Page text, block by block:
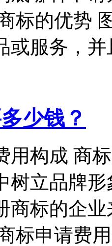
标的优势
或服务，
少钱？
用构成 商
树立品牌
商标的企
标申请费